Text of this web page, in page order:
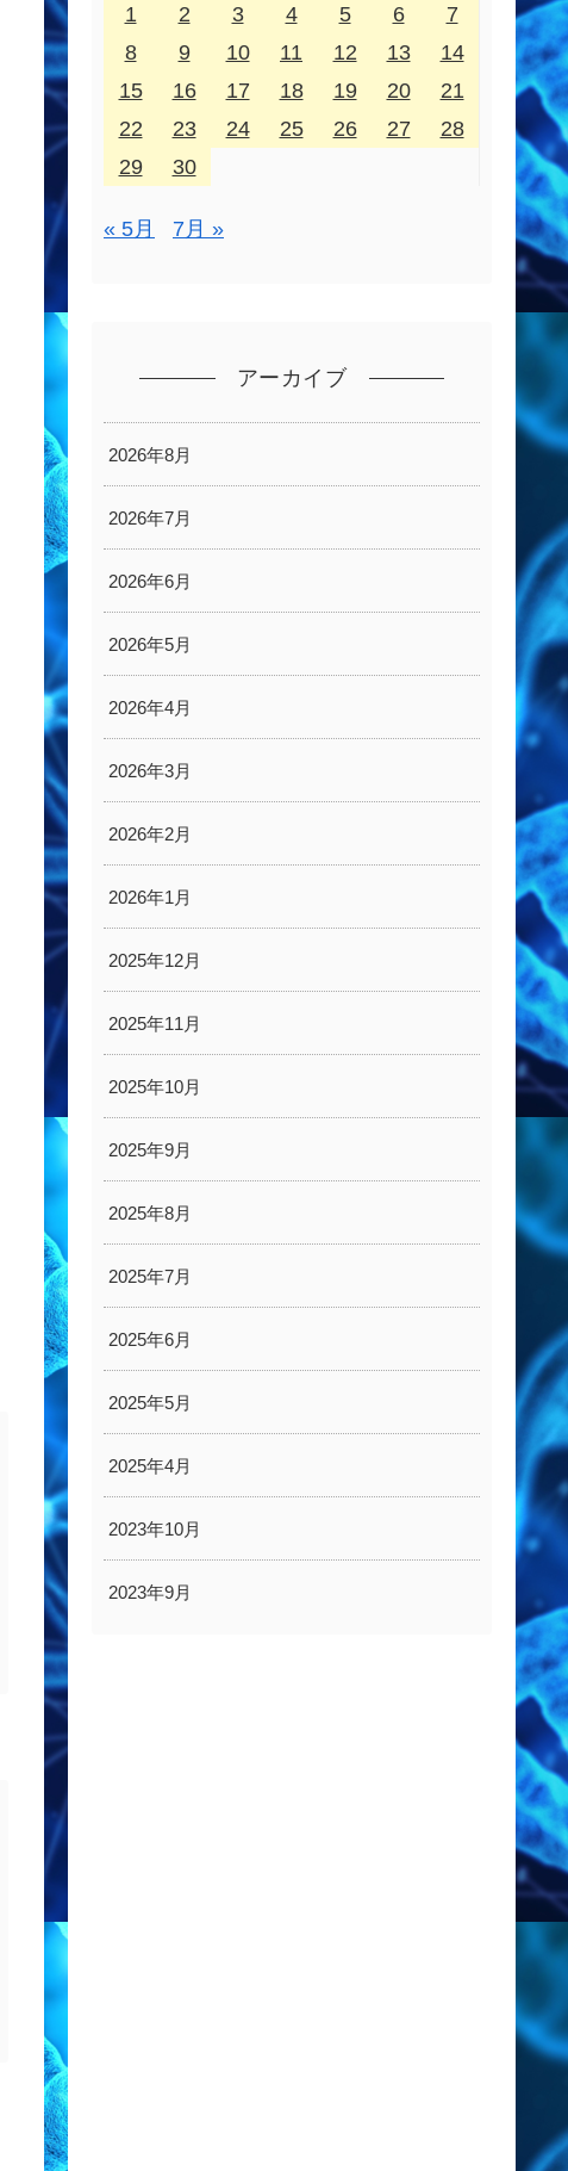
1 2 3 4 5 6
7
8
9 10 11 12 13
14
15
16 17 18 19 20
21
22
23 24 25 26 27
28
29
30
« 5月 7月 »
アーカイブ
2026年8月
2026年7月
2026年6月
2026年5月
2026年4月
2026年3月
2026年2月
2026年1月
2025年12月
2025年11月
2025年10月
2025年9月
2025年8月
2025年7月
2025年6月
2025年5月
2025年4月
2023年10月
2023年9月